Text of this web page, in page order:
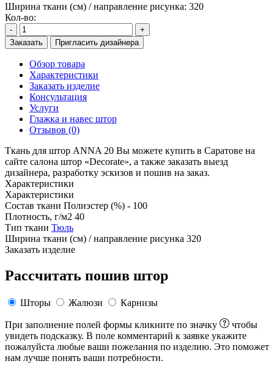
Ширина ткани (см) / направление рисунка: 320
Кол-во:
-
+
Заказать
Пригласить дизайнера
Обзор товара
Характеристики
Заказать изделие
Консультация
Услуги
Глажка и навес штор
Отзывов (0)
Ткань для штор ANNA 20 Вы можете купить в Саратове на
сайте салона штор «Decorate», а также заказать выезд
дизайнера, разработку эскизов и пошив на заказ.
Характеристики
Характеристики
Состав ткани Полиэстер (%) - 100
Плотность, г/м2 40
Тип ткани Тюль
Ширина ткани (см) / направление рисунка 320
Заказать изделие
Рассчитать пошив штор
Шторы Жалюзи Карнизы
При заполнение полей формы кликните по значку
чтобы
увидеть подсказку. В поле комментарий к заявке укажите
пожалуйста любые ваши пожелания по изделию. Это поможет
нам лучше понять ваши потребности.